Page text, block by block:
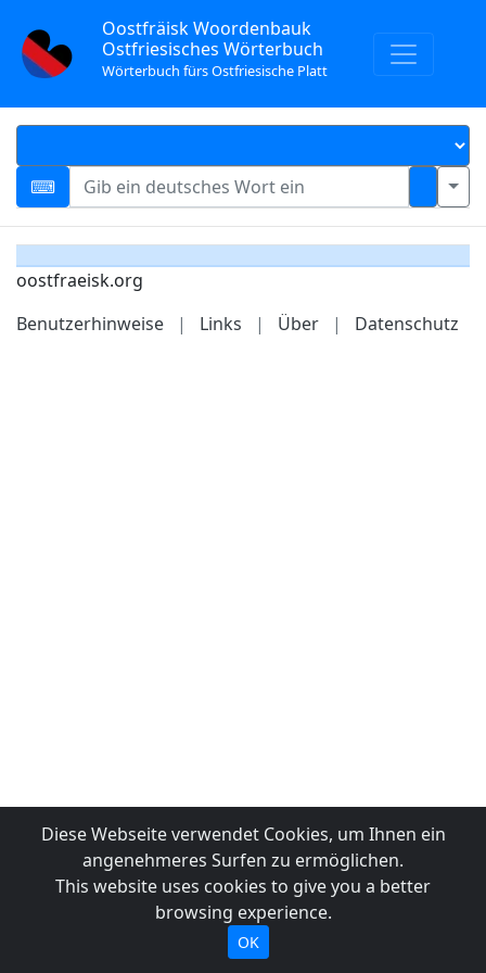
Oostfräisk Woordenbauk
Ostfriesisches Wörterbuch
Wörterbuch fürs Ostfriesische Platt
oostfraeisk.org
Benutzerhinweise
| Links | Über | Datenschutz
Diese Webseite verwendet Cookies, um Ihnen ein
angenehmeres Surfen zu ermöglichen.
This website uses cookies to give you a better
browsing experience.
OK